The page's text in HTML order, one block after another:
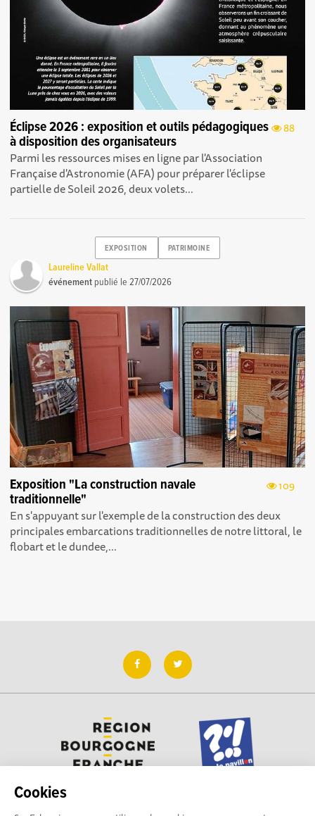
Cookies
88
Éclipse 2026 : exposition et outils pédagogiques
à disposition des organisateurs
Parmi les ressources mises en ligne par l'Association
Française d'Astronomie (AFA) pour préparer l'éclipse
partielle de Soleil 2026, deux volets...
EXPOSITION PATRIMOINE
Laureline Vallat
événement publié le27/07/2026
109
Exposition "La construction navale
traditionnelle"
En s'appuyant sur l'exemple de la construction des deux
principales embarcations traditionnelles de notre littoral, le
flobart et le dundee,...